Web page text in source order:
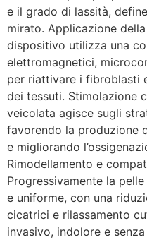
e il grado di lassità,
mirato. Applicazione
dispositivo utilizza una
elettromagnetici,
per riattivare i fibroblasti
dei tessuti. Stimolazione
veicolata agisce sugli
favorendo la produzione
e migliorando
Rimodellamento e
Progressivamente la
e uniforme, con una
cicatrici e rilassamento
invasivo, indolore e